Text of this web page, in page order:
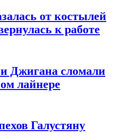
от костылей
к работе
Джигана сломали
лайнере
Галустяну